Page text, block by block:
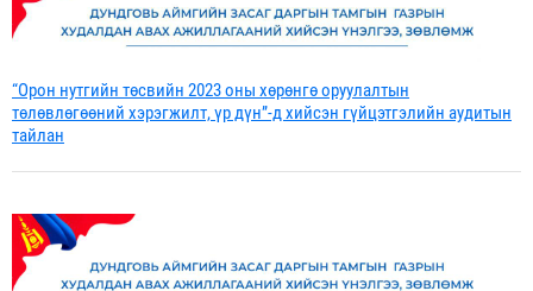
“Орон нутгийн төсвийн 2023 оны хөрөнгө оруулалтын
төлөвлөгөөний хэрэгжилт, үр дүн”-д хийсэн гүйцэтгэлийн аудитын
тайлан